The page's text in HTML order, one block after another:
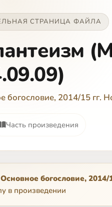
СТРАНИЦА ФАЙЛА
богословие, 2014/15 гг.
Часть произведения
Основное богословие,
в произведении